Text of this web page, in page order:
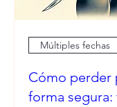
Múltiples fechas
Cómo perder
forma